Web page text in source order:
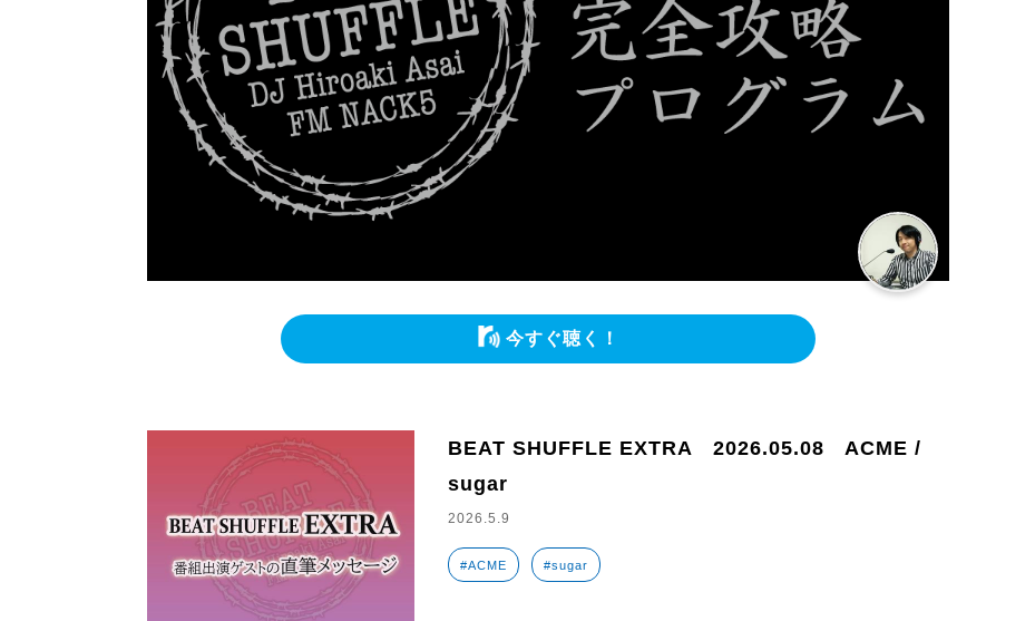
今すぐ聴く！
BEAT SHUFFLE EXTRA 2026.05.08 ACME /
sugar
2026.5.9
#ACME #sugar